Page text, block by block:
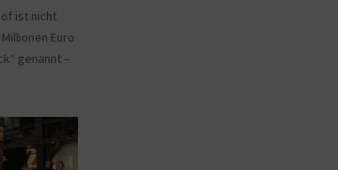
ist nicht
Euro
genannt –